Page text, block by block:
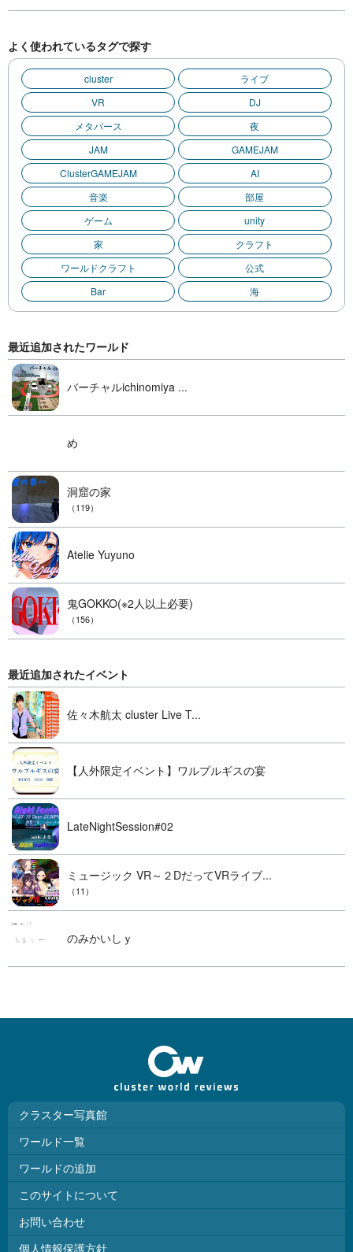
よく使われているタグで探す
cluster
ライブ
VR
DJ
メタバース
夜
JAM
GAMEJAM
ClusterGAMEJAM
AI
音楽
部屋
ゲーム
unity
家
クラフト
ワールドクラフト
公式
Bar
海
最近追加されたワールド
バーチャルichinomiya ...
め
洞窟の家
（119）
Atelie Yuyuno
鬼GOKKO(※2人以上必要)
（156）
最近追加されたイベント
佐々木航太 cluster Live T...
【人外限定イベント】ワルプルギスの宴
LateNightSession#02
ミュージック VR～２DだってVRライブ...
（11）
のみかいしｙ
クラスター写真館
ワールド一覧
ワールドの追加
このサイトについて
お問い合わせ
個人情報保護方針